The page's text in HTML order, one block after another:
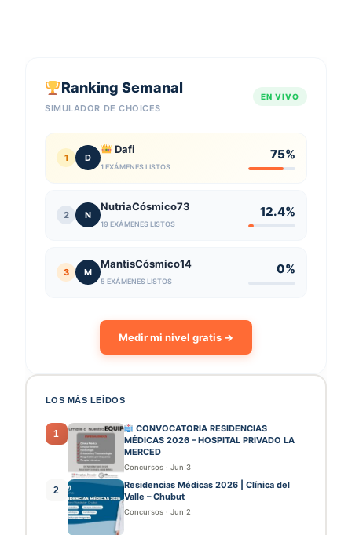
Ranking Semanal
SIMULADOR DE CHOICES
EN VIVO
1 D
Dafi
1 EXÁMENES LISTOS
75%
2 N
NutriaCósmico73
19 EXÁMENES LISTOS
12.4%
3 M
MantisCósmico14
5 EXÁMENES LISTOS
0%
Medir mi nivel gratis →
LOS MÁS LEÍDOS
1
CONVOCATORIA RESIDENCIAS
MÉDICAS 2026 – HOSPITAL PRIVADO LA
MERCED
Concursos · Jun 3
2
Residencias Médicas 2026 | Clínica del
Valle – Chubut
Concursos · Jun 2